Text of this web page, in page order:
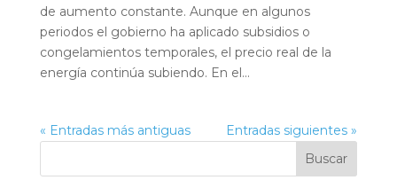
de aumento constante. Aunque en algunos
periodos el gobierno ha aplicado subsidios o
congelamientos temporales, el precio real de la
energía continúa subiendo. En el...
« Entradas más antiguas
Entradas siguientes »
Buscar